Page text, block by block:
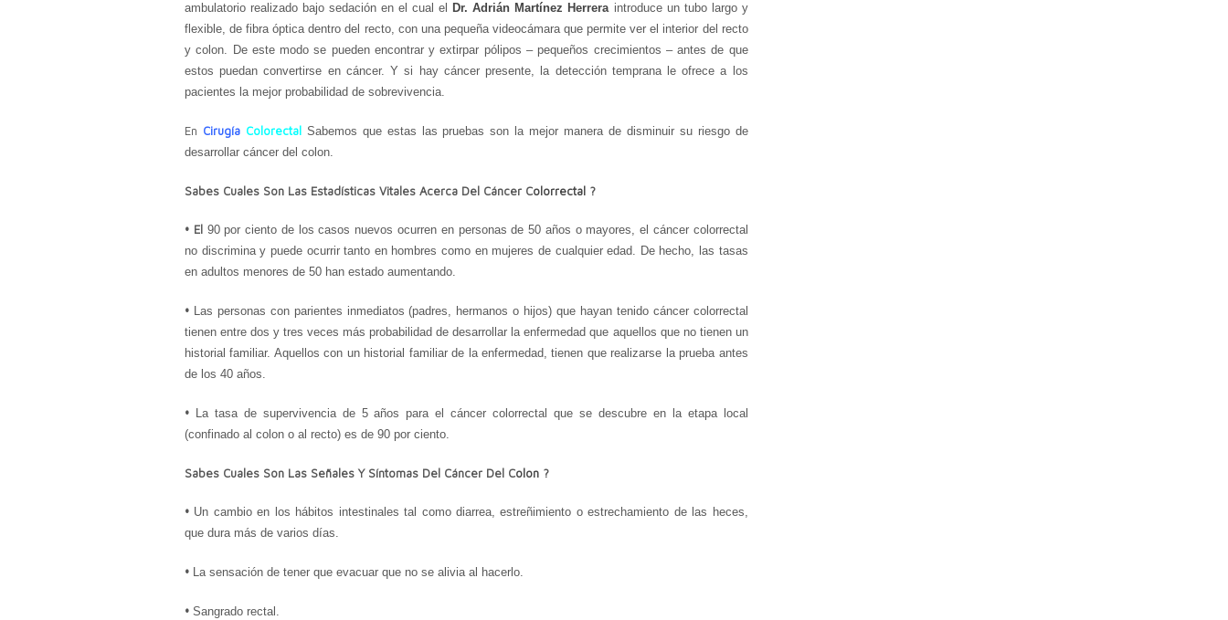
ambulatorio realizado bajo sedación en el cual el
Dr. Adrián Martínez Herreraintroduce un tubo largo y
flexible, de fibra óptica dentro del recto, con una pequeña videocámara que permite ver el interior del recto
y colon. De este modo se pueden encontrar y extirpar pólipos – pequeños crecimientos – antes de que
estos puedan convertirse en cáncer. Y si hay cáncer presente, la detección temprana le ofrece a los
pacientes la mejor probabilidad de sobrevivencia.
En Cirugía Colorectal Sabemos que estas
las pruebas son la mejor manera de disminuir su riesgo de
desarrollar cáncer del colon.
Sabes Cuales Son Las Estadísticas Vitales Acerca Del Cáncer Colorrectal ?
• El 90 por ciento de loscasos nuevos ocurren en personas de 50 años o mayores, el cáncer colorrectal
no discrimina y puede ocurrir tanto en hombres como en mujeres de cualquier edad. De hecho, las tasas
en adultos menores de 50 han estado aumentando.
• Las personas con parientes inmediatos (padres, hermanos o hijos) que hayan tenido cáncer colorrectal
tienen entre dos y tres veces más probabilidad de desarrollar la enfermedad que aquellos que no tienen un
historial familiar. Aquellos con un historial familiar de la enfermedad, tienen que realizarse la prueba antes
de los 40 años.
• La tasa de supervivencia de 5 años para el cáncer colorrectal que se descubre en la etapa local
(confinado al colon o al recto) es de 90 por ciento.
Sabes Cuales Son Las Señales Y Síntomas Del Cáncer Del Colon ?
• Un cambio en los hábitos intestinales tal como diarrea, estreñimiento o estrechamiento de las heces,
que dura más de varios días.
• La sensación de tener que evacuar que no se alivia al hacerlo.
• Sangrado rectal.